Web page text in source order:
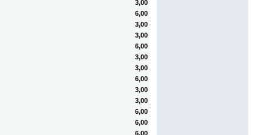
3,00
6,00
3,00
3,00
6,00
3,00
3,00
6,00
3,00
3,00
6,00
6,00
6,00